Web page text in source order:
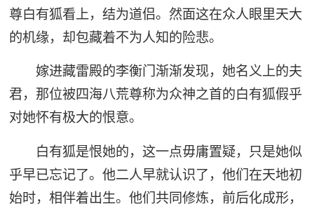
尊白有狐看上，结为道侣。然面这在众人眼里天大
的机缘，却包藏着不为人知的险悲。
嫁进藏雷殿的李衡门渐渐发现，她名义上的夫
君，那位被四海八荒尊称为众神之首的白有狐假乎
对她怀有极大的恨意。
白有狐是恨她的，这一点毋庸置疑，只是她似
乎早已忘记了。他二人早就认识了，他们在天地初
始时，相伴着出生。他们共同修炼，前后化成形，